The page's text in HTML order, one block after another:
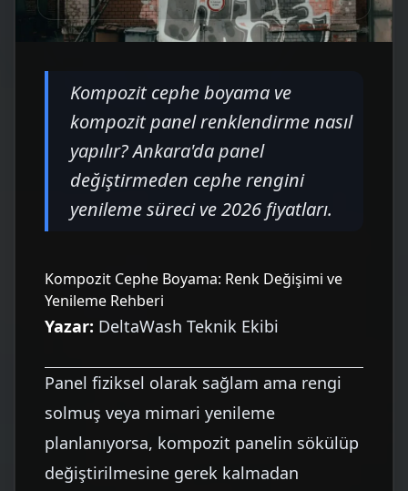
Kompozit cephe boyama ve
kompozit panel renklendirme nasıl
yapılır? Ankara'da panel
değiştirmeden cephe rengini
yenileme süreci ve 2026 fiyatları.
Kompozit Cephe Boyama: Renk Değişimi ve
Yenileme Rehberi
Yazar: DeltaWash Teknik Ekibi
Panel fiziksel olarak sağlam ama rengi
solmuş veya mimari yenileme
planlanıyorsa, kompozit panelin sökülüp
değiştirilmesine gerek kalmadan